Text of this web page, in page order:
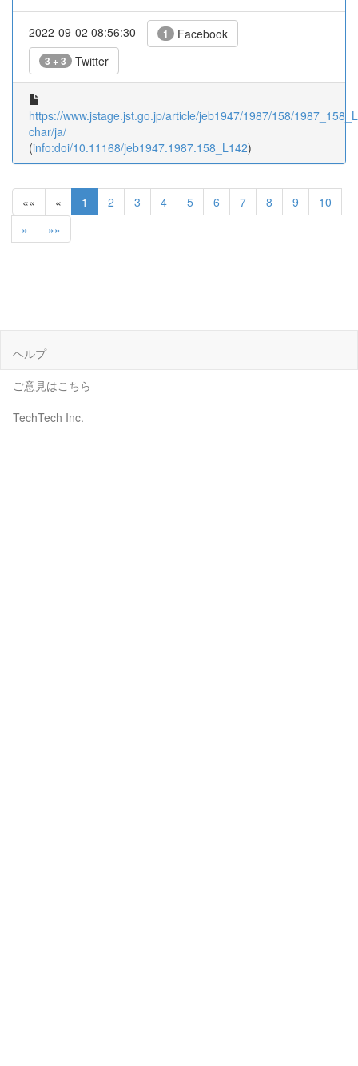
2022-09-02 08:56:30 1 Facebook
3 + 3 Twitter
https://www.jstage.jst.go.jp/article/jeb1947/1987/158/
char/ja/
(info:doi/10.11168/jeb1947.1987.158_L142)
«« « 1 2 3 4 5 6 7 8 9
10
»
»»
ヘルプ
ご意見はこちら
TechTech Inc.